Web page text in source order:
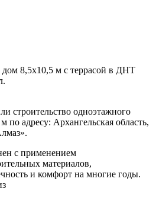
8,5х10,5 м с террасой в ДНТ
строительство одноэтажного
по адресу: Архангельская область,
с применением
материалов,
и комфорт на многие годы.